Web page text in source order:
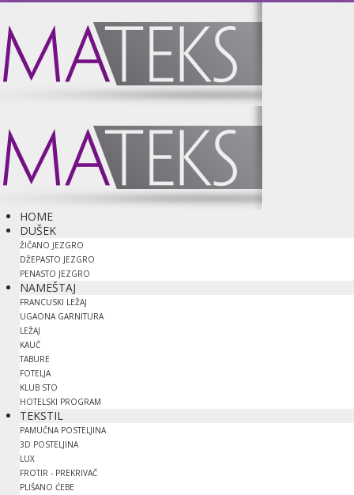
HOME
DUŠEK
ŽIČANO JEZGRO
DŽEPASTO JEZGRO
PENASTO JEZGRO
NAMEŠTAJ
FRANCUSKI LEŽAJ
UGAONA GARNITURA
LEŽAJ
KAUČ
TABURE
FOTELJA
KLUB STO
HOTELSKI PROGRAM
TEKSTIL
PAMUČNA POSTELJINA
3D POSTELJINA
LUX
FROTIR - PREKRIVAČ
PLIŠANO ĆEBE